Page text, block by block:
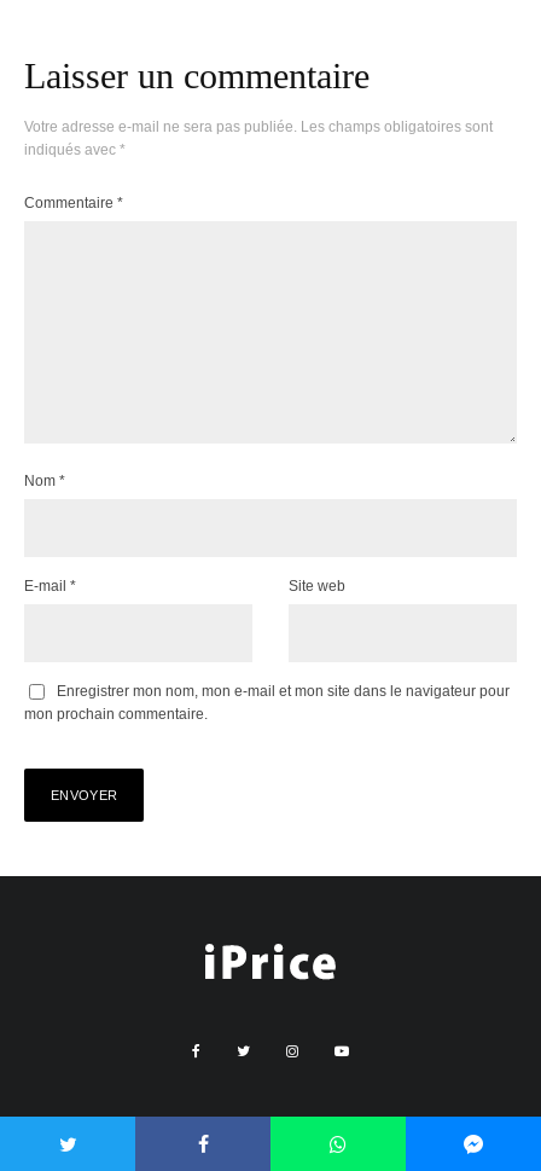
Laisser un commentaire
Votre adresse e-mail ne sera pas publiée. Les champs obligatoires sont
indiqués avec *
Commentaire *
Nom *
E-mail * Site web
Enregistrer mon nom, mon e-mail et mon site dans le navigateur pour
mon prochain commentaire.
IPRICE À PROPOS POLITIQUE DE CONFIDENTIALITÉ